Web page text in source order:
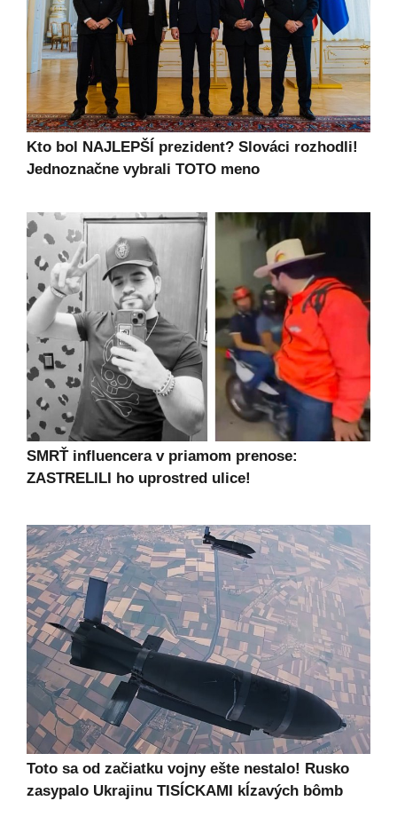
Kto bol NAJLEPŠÍ prezident? Slováci rozhodli!
Jednoznačne vybrali TOTO meno
SMRŤ influencera v priamom prenose:
ZASTRELILI ho uprostred ulice!
Toto sa od začiatku vojny ešte nestalo! Rusko
zasypalo Ukrajinu TISÍCKAMI kĺzavých bômb